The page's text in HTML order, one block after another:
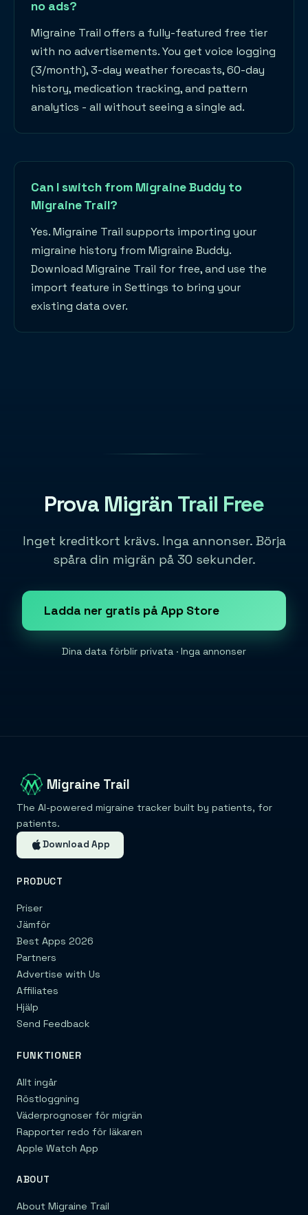
no ads?
Migraine Trail offers a fully-featured free tier
with no advertisements. You get voice logging
(3/month), 3-day weather forecasts, 60-day
history, medication tracking, and pattern
analytics - all without seeing a single ad.
Can I switch from Migraine Buddy to
Migraine Trail?
Yes. Migraine Trail supports importing your
migraine history from Migraine Buddy.
Download Migraine Trail for free, and use the
import feature in Settings to bring your
existing data over.
Prova Migrän Trail Free
Inget kreditkort krävs. Inga annonser. Börja
spåra din migrän på 30 sekunder.
Ladda ner gratis på App Store
Dina data förblir privata · Inga annonser
Migraine Trail
The AI-powered migraine tracker built by patients, for
patients.
Download App
PRODUCT
Priser
Jämför
Best Apps 2026
Partners
Advertise with Us
Affiliates
Hjälp
Send Feedback
FUNKTIONER
Allt ingår
Röstloggning
Väderprognoser för migrän
Rapporter redo för läkaren
Apple Watch App
ABOUT
About Migraine Trail